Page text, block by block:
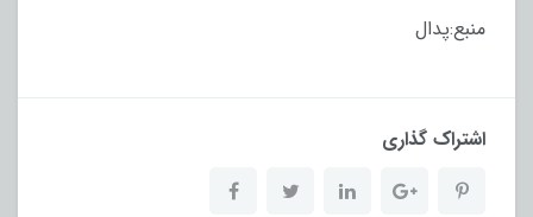
منبع:پدال
اشتراک گذاری